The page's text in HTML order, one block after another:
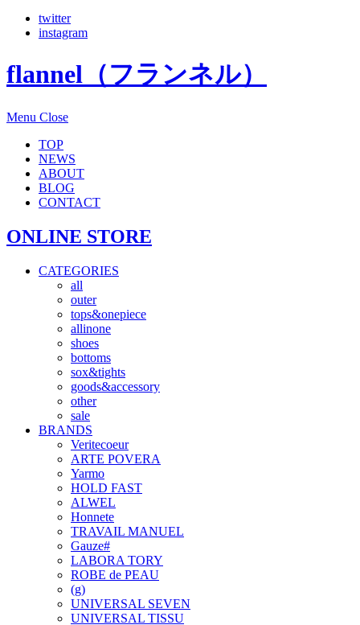
twitter
instagram
flannel（フランネル）
Menu Close
TOP
NEWS
ABOUT
BLOG
CONTACT
ONLINE STORE
CATEGORIES
all
outer
tops&onepiece
allinone
shoes
bottoms
sox&tights
goods&accessory
other
sale
BRANDS
Veritecoeur
ARTE POVERA
Yarmo
HOLD FAST
ALWEL
Honnete
TRAVAIL MANUEL
Gauze#
LABORA TORY
ROBE de PEAU
(g)
UNIVERSAL SEVEN
UNIVERSAL TISSU